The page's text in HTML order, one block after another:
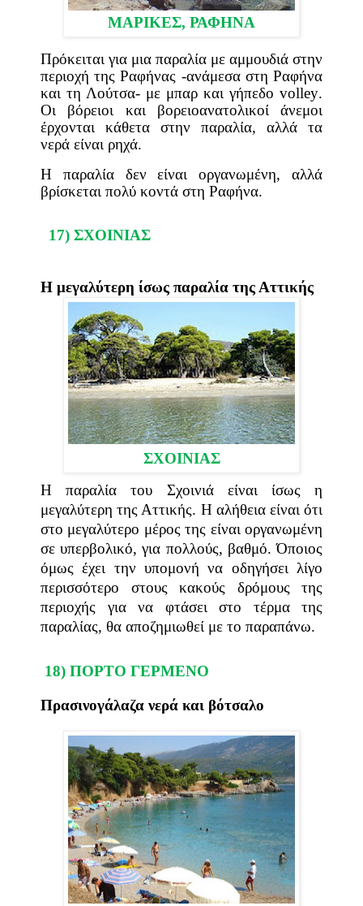
ΜΑΡΙΚΕΣ, ΡΑΦΗΝΑ
Πρόκειται για μια παραλία με αμμουδιά στην
περιοχή της Ραφήνας -ανάμεσα στη Ραφήνα
και τη Λούτσα- με μπαρ και γήπεδο volley.
Οι βόρειοι και βορειοανατολικοί άνεμοι
έρχονται κάθετα στην παραλία, αλλά τα
νερά είναι ρηχά.
Η παραλία δεν είναι οργανωμένη, αλλά
βρίσκεται πολύ κοντά στη Ραφήνα.
17) ΣΧΟΙΝΙΑΣ
H μεγαλύτερη ίσως παραλία της Αττικής
ΣΧΟΙΝΙΑΣ
Η παραλία του Σχοινιά είναι ίσως η
μεγαλύτερη της Αττικής. Η αλήθεια είναι ότι
στο μεγαλύτερο μέρος της είναι οργανωμένη
σε υπερβολικό, για πολλούς, βαθμό. Όποιος
όμως έχει την υπομονή να οδηγήσει λίγο
περισσότερο στους κακούς δρόμους της
περιοχής για να φτάσει στο τέρμα της
παραλίας, θα αποζημιωθεί με το παραπάνω.
18) ΠΟΡΤΟ ΓΕΡΜΕΝΟ
Πρασινογάλαζα νερά και βότσαλο